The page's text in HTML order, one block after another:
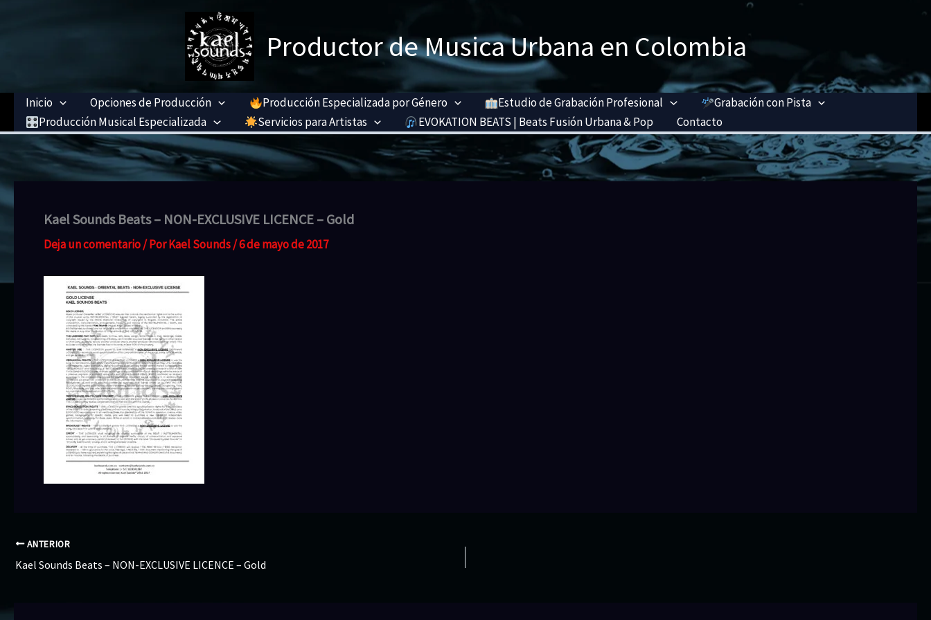
Productor de Musica Urbana en Colombia
Inicio Opciones de Producción Producción Especializada por Género Estudio de Grabación Profesional
Grabación con Pista
Producción Musical Especializada
Servicios para Artistas EVOKATION BEATS | Beats Fusión Urbana & Pop Contacto
Kael Sounds Beats – NON-EXCLUSIVE LICENCE – Gold
Deja un comentario / PorKael Sounds/6 de mayo de 2017
ANTERIOR
Kael Sounds Beats – NON-EXCLUSIVE LICENCE – Gold